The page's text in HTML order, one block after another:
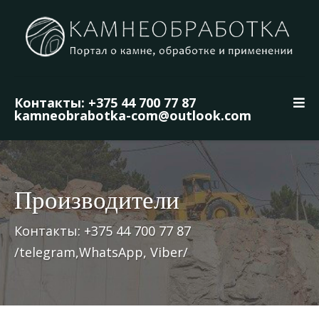
Контакты: +375 44 700 77 87
kamneobrabotka-com@outlook.com
Производители
Контакты: +375 44 700 77 87
/telegram,WhatsApp, Viber/